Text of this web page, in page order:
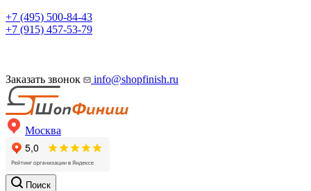
+7 (495) 500-84-43
+7 (915) 457-53-79
Заказать звонок info@shopfinish.ru
Москва
Поиск